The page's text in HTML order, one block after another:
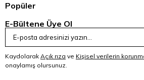
Popüler
E-Bültene Üye Ol
Kaydolarak Açık rıza ve Kişisel verilerin
onaylamış olursunuz.